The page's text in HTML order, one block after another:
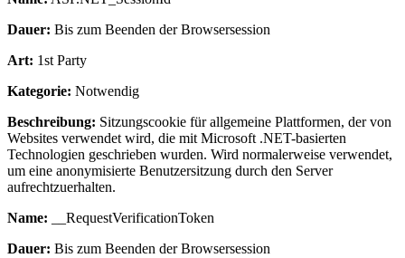
Dauer: Bis zum Beenden der Browsersession
Art: 1st Party
Kategorie: Notwendig
Beschreibung: Sitzungscookie für allgemeine Plattformen, der von
Websites verwendet wird, die mit Microsoft .NET-basierten
Technologien geschrieben wurden. Wird normalerweise verwendet,
um eine anonymisierte Benutzersitzung durch den Server
aufrechtzuerhalten.
Name: __RequestVerificationToken
Dauer: Bis zum Beenden der Browsersession